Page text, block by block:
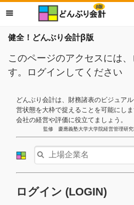
健全！どんぶり会計β版
このページのアクセスには
す。ログインしてください
どんぶり会計は、財務諸表のビジュア
営状態を大枠で捉えることを可能にしま
会社の経営や評価に役立てましょう。
監修 慶應義塾大学大学院経営管理研究
ログイン (LOGIN)